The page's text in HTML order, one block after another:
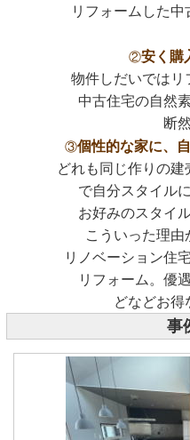
リフォームした
②安く購
物件しだいではリ
中古住宅の自然
断
③個性的な家に、
どれも同じ作りの
で自分スタイル
お好みのスタイ
こういった理由
リノベーション住
リフォーム。優
どなどお得
事